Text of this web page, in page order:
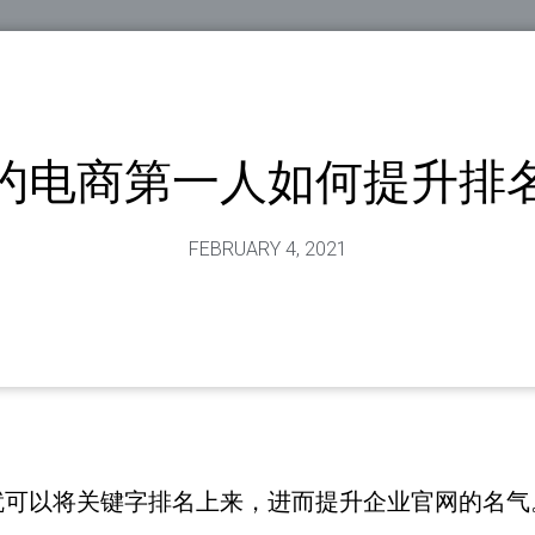
电商第一人如何提升排
FEBRUARY 4, 2021
以将关键字排名上来，进而提升企业官网的名